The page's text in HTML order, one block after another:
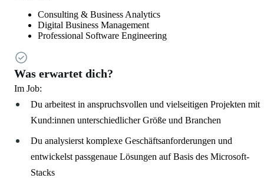
Consulting & Business Analytics
Digital Business Management
Professional Software Engineering
Was erwartet dich?
Im Job:
Du arbeitest in anspruchsvollen und vielseitigen Projekten mit
Kund:innen unterschiedlicher Größe und Branchen
Du analysierst komplexe Geschäftsanforderungen und
entwickelst passgenaue Lösungen auf Basis des Microsoft-
Stacks